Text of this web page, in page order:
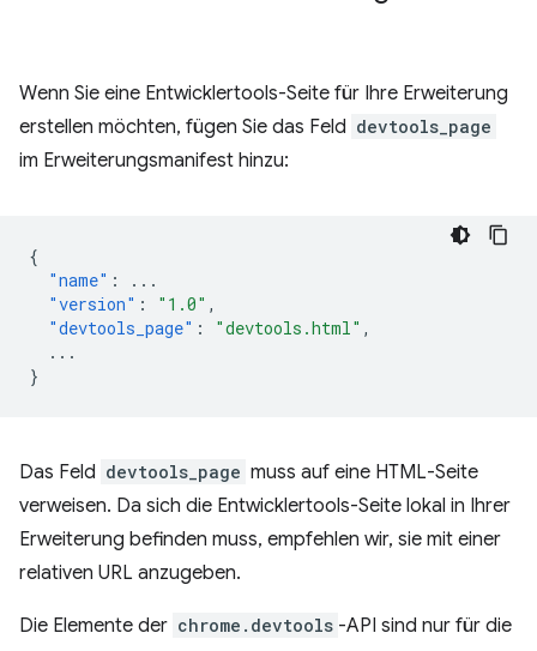
Wenn Sie eine Entwicklertools-Seite für Ihre Erweiterung
erstellen möchten, fügen Sie das Feld devtools_page
im Erweiterungsmanifest hinzu:
{
"name" :
...
"version" : "1.0" ,
"devtools_page" : "devtools.html" ,
...
}
Das Feld devtools_page muss auf eine HTML-Seite
verweisen. Da sich die Entwicklertools-Seite lokal in Ihrer
Erweiterung befinden muss, empfehlen wir, sie mit einer
relativen URL anzugeben.
Die Elemente der chrome.devtools -API sind nur für die